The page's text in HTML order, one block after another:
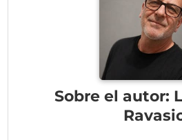
Sobre el autor: